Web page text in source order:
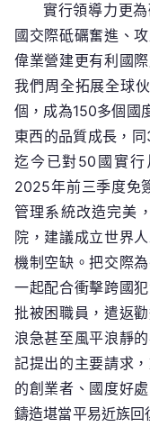
實行領導力更
國交際砥礪奮進、
偉業營建更有利國
我們周全拓展全球
個，成為150多個國
東西的品質成長，
迄今已對50國實行
2025年前三季度免
管理系統改造完美
院，建議成立世界
機制空缺。把交際
一起配合衝擊跨國
批被困職員，遣返
浪急甚至風平浪靜
記提出的主要請求
的創業者、國度好
鑄造堪當平易近族回